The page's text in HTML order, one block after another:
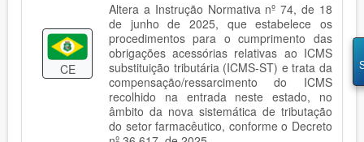
CE
Altera a Instrução Normativa nº 74, de 18
de junho de 2025, que estabelece os
procedimentos para o cumprimento das
obrigações acessórias relativas ao ICMS
substituição tributária (ICMS-ST) e trata da
compensação/ressarcimento do ICMS
recolhido na entrada neste estado, no
âmbito da nova sistemática de tributação
do setor farmacêutico, conforme o Decreto